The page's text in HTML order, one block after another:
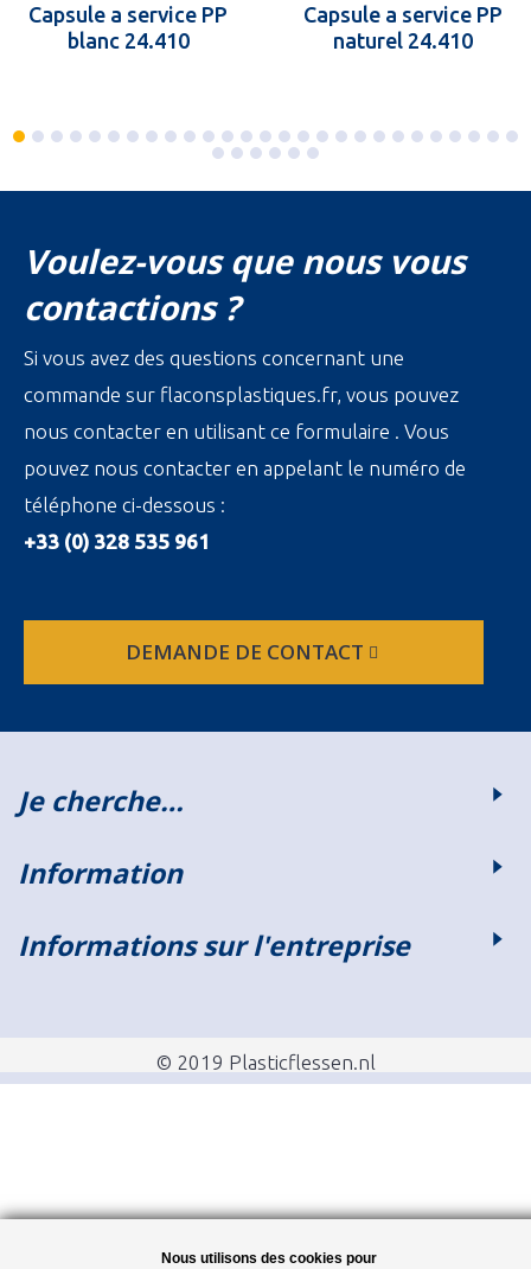
Capsule a service PP
blanc 24.410
Capsule a service PP
naturel 24.410
Voulez-vous que nous vous
contactions ?
Si vous avez des questions concernant une
commande sur flaconsplastiques.fr, vous pouvez
nous contacter en utilisant ce formulaire . Vous
pouvez nous contacter en appelant le numéro de
téléphone ci-dessous :
+33 (0) 328 535 961
DEMANDE DE CONTACT
Je cherche…
Information
Informations sur l'entreprise
© 2019 Plasticflessen.nl
Nous utilisons des cookies pour